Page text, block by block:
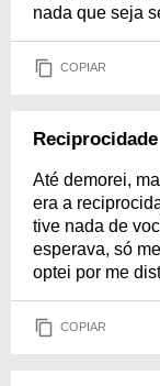
nada que seja
COPIAR
Reciprocidade
Até demorei,
era a
tive nada de
esperava, só
optei por me
COPIAR